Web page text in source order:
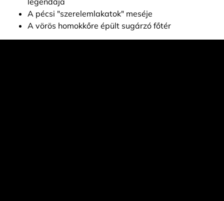
A pécsi "szerelemlakatok" meséje
A vörös homokkőre épült sugárzó főtér